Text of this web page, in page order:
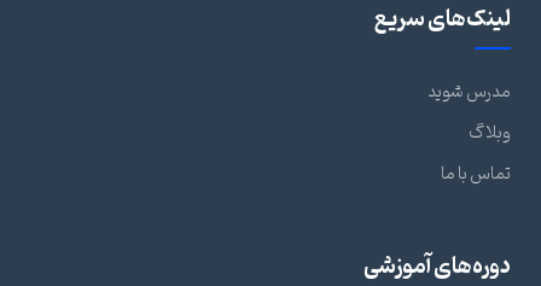
لینک‌های سریع
مدرس شوید
وبلاگ
تماس با ما
دوره‌های آموزشی